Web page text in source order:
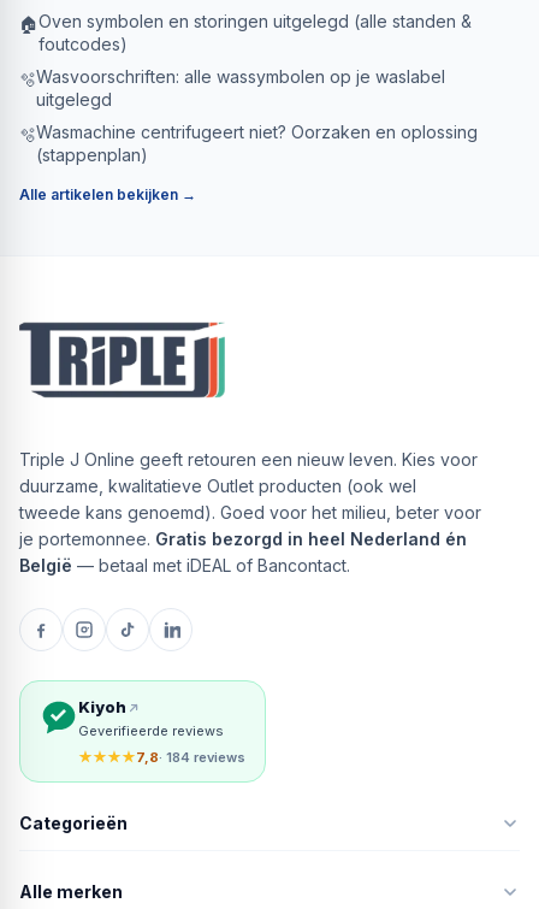
🏠Oven symbolen en storingen uitgelegd (alle standen &
foutcodes)
🫧Wasvoorschriften: alle wassymbolen op je waslabel
uitgelegd
🫧Wasmachine centrifugeert niet? Oorzaken en oplossing
(stappenplan)
Alle artikelen bekijken →
Triple J Online geeft retouren een nieuw leven. Kies voor
duurzame, kwalitatieve Outlet producten (ook wel
tweede kans genoemd). Goed voor het milieu, beter voor
je portemonnee. Gratis bezorgd in heel Nederland én
België — betaal met iDEAL of Bancontact.
Kiyoh
Geverifieerde reviews
★★★★7,8· 184 reviews
Categorieën
Alle merken